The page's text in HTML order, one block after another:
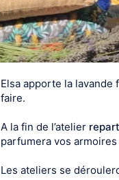
Elsa apporte la
faire.
A la fin de l’atelier
parfumera vos
Les ateliers se